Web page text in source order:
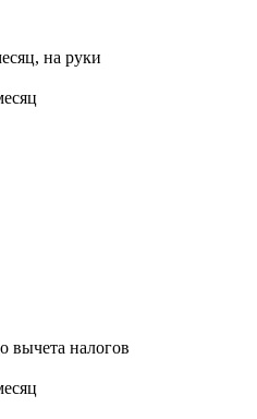
на руки
вычета налогов